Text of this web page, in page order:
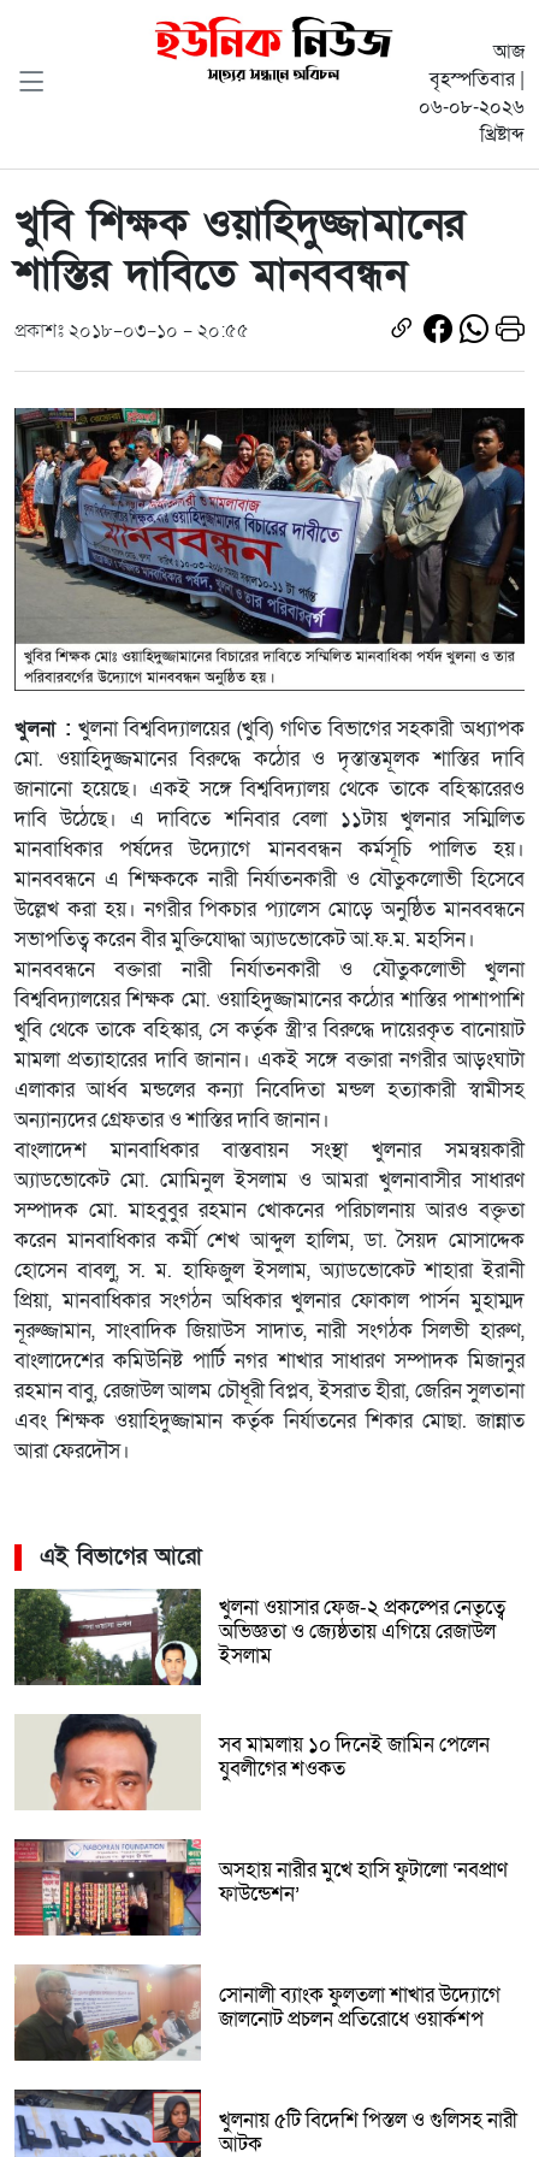
আজ
বৃহস্পতিবার |
০৬-০৮-২০২৬
খ্রিষ্টাব্দ
খুবি শিক্ষক ওয়াহিদুজ্জামানের
শাস্তির দাবিতে মানববন্ধন
প্রকাশঃ ২০১৮-০৩-১০ - ২০:৫৫
খুলনা : খুলনা বিশ্ববিদ্যালয়ের (খুবি) গণিত বিভাগের সহকারী অধ্যাপক
মো. ওয়াহিদুজ্জমানের বিরুদ্ধে কঠোর ও দৃস্তান্তমূলক শাস্তির দাবি
জানানো হয়েছে। একই সঙ্গে বিশ্ববিদ্যালয় থেকে তাকে বহিস্কারেরও
দাবি উঠেছে। এ দাবিতে শনিবার বেলা ১১টায় খুলনার সম্মিলিত
মানবাধিকার পর্ষদের উদ্যোগে মানববন্ধন কর্মসূচি পালিত হয়।
মানববন্ধনে এ শিক্ষককে নারী নির্যাতনকারী ও যৌতুকলোভী হিসেবে
উল্লেখ করা হয়। নগরীর পিকচার প্যালেস মোড়ে অনুষ্ঠিত মানববন্ধনে
সভাপতিত্ব করেন বীর মুক্তিযোদ্ধা অ্যাডভোকেট আ.ফ.ম. মহসিন।
মানববন্ধনে বক্তারা নারী নির্যাতনকারী ও যৌতুকলোভী খুলনা
বিশ্ববিদ্যালয়ের শিক্ষক মো. ওয়াহিদুজ্জামানের কঠোর শাস্তির পাশাপাশি
খুবি থেকে তাকে বহিস্কার, সে কর্তৃক স্ত্রী’র বিরুদ্ধে দায়েরকৃত বানোয়াট
মামলা প্রত্যাহারের দাবি জানান। একই সঙ্গে বক্তারা নগরীর আড়ংঘাটা
এলাকার আর্ধব মন্ডলের কন্যা নিবেদিতা মন্ডল হত্যাকারী স্বামীসহ
অন্যান্যদের গ্রেফতার ও শাস্তির দাবি জানান।
বাংলাদেশ মানবাধিকার বাস্তবায়ন সংস্থা খুলনার সমন্বয়কারী
অ্যাডভোকেট মো. মোমিনুল ইসলাম ও আমরা খুলনাবাসীর সাধারণ
সম্পাদক মো. মাহবুবুর রহমান খোকনের পরিচালনায় আরও বক্তৃতা
করেন মানবাধিকার কর্মী শেখ আব্দুল হালিম, ডা. সৈয়দ মোসাদ্দেক
হোসেন বাবলু, স. ম. হাফিজুল ইসলাম, অ্যাডভোকেট শাহারা ইরানী
প্রিয়া, মানবাধিকার সংগঠন অধিকার খুলনার ফোকাল পার্সন মুহাম্মদ
নূরুজ্জামান, সাংবাদিক জিয়াউস সাদাত, নারী সংগঠক সিলভী হারুণ,
বাংলাদেশের কমিউনিষ্ট পার্টি নগর শাখার সাধারণ সম্পাদক মিজানুর
রহমান বাবু, রেজাউল আলম চৌধূরী বিপ্লব, ইসরাত হীরা, জেরিন সুলতানা
এবং শিক্ষক ওয়াহিদুজ্জামান কর্তৃক নির্যাতনের শিকার মোছা. জান্নাত
আরা ফেরদৌস।
এই বিভাগের আরো
খুলনা ওয়াসার ফেজ-২ প্রকল্পের নেতৃত্বে
অভিজ্ঞতা ও জ্যেষ্ঠতায় এগিয়ে রেজাউল
ইসলাম
সব মামলায় ১০ দিনেই জামিন পেলেন
যুবলীগের শওকত
অসহায় নারীর মুখে হাসি ফুটালো ‘নবপ্রাণ
ফাউন্ডেশন’
সোনালী ব্যাংক ফুলতলা শাখার উদ্যোগে
জালনোট প্রচলন প্রতিরোধে ওয়ার্কশপ
খুলনায় ৫টি বিদেশি পিস্তল ও গুলিসহ নারী
আটক